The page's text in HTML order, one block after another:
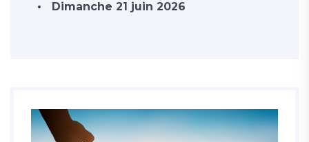
Dimanche 21 juin 2026